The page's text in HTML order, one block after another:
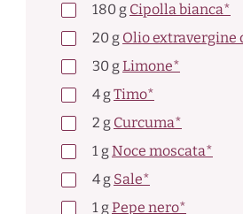
180 g Cipolla bianca*
20 g Olio extravergine
30 gLimone*
4 gTimo*
2 g Curcuma*
1 gNoce moscata*
4 g Sale*
1 gPepe nero*